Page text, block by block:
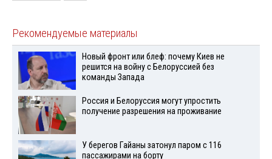
Рекомендуемые материалы
Новый фронт или блеф: почему Киев не
решится на войну с Белоруссией без
команды Запада
Россия и Белоруссия могут упростить
получение разрешения на проживание
У берегов Гайаны затонул паром с 116
пассажирами на борту